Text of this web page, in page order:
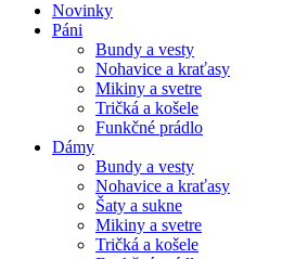
Novinky
Páni
Bundy a vesty
Nohavice a kraťasy
Mikiny a svetre
Tričká a košele
Funkčné prádlo
Dámy
Bundy a vesty
Nohavice a kraťasy
Šaty a sukne
Mikiny a svetre
Tričká a košele